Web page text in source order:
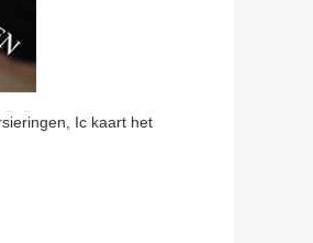
Ic kaart het